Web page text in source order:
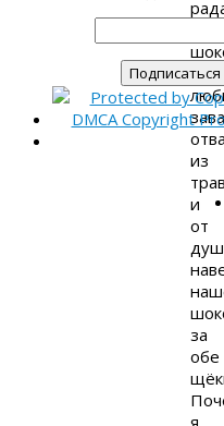
Мы
из
трав
и
от
за
обе